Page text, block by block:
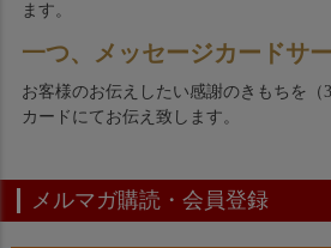
ます。
一つ、メッセージカードサ
お客様のお伝えしたい感謝のきもちを（
カードにてお伝え致します。
メルマガ購読・会員登録